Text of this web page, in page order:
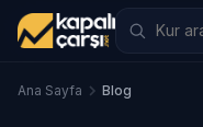
Ana Sayfa Blog